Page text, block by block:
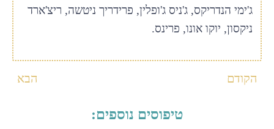
ג'ימי הנדריקס, ג'ניס ג'ופלין, פרידריך ניטשה, ריצ'ארד
ניקסון, יוקו אונו, פרינס.
הקודם הבא
טיפוסים נוספים: